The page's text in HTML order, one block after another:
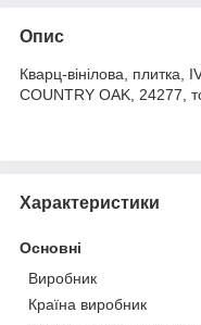
Опис
Кварц-вінілова, плитка,
COUNTRY OAK, 24277,
Характеристики
Основні
Виробник
Країна виробник